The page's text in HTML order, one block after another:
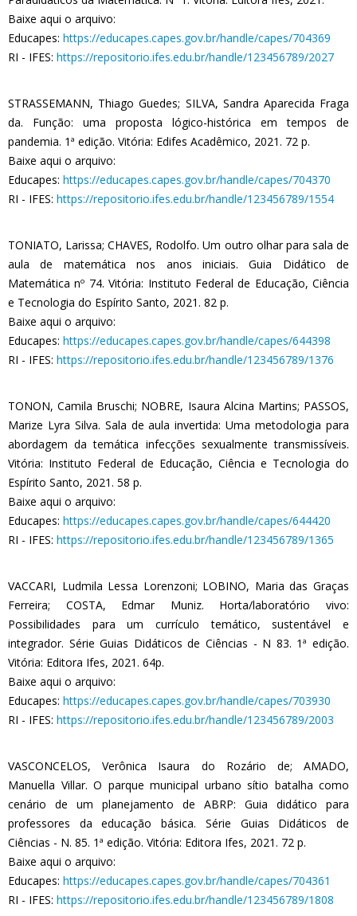
Baixe aqui o arquivo:
Educapes: https://educapes.capes.gov.br/handle/capes/704369
RI - IFES: https://repositorio.ifes.edu.br/handle/123456789/2027
STRASSEMANN, Thiago Guedes; SILVA, Sandra Aparecida Fraga
da. Função: uma proposta lógico-histórica em tempos de
pandemia. 1ª edição. Vitória: Edifes Acadêmico, 2021. 72 p.
Baixe aqui o arquivo:
Educapes: https://educapes.capes.gov.br/handle/capes/704370
RI - IFES: https://repositorio.ifes.edu.br/handle/123456789/1554
TONIATO, Larissa; CHAVES, Rodolfo. Um outro olhar para sala de
aula de matemática nos anos iniciais. Guia Didático de
Matemática nº 74. Vitória: Instituto Federal de Educação, Ciência
e Tecnologia do Espírito Santo, 2021. 82 p.
Baixe aqui o arquivo:
Educapes: https://educapes.capes.gov.br/handle/capes/644398
RI - IFES: https://repositorio.ifes.edu.br/handle/123456789/1376
TONON, Camila Bruschi; NOBRE, Isaura Alcina Martins; PASSOS,
Marize Lyra Silva. Sala de aula invertida: Uma metodologia para
abordagem da temática infecções sexualmente transmissíveis.
Vitória: Instituto Federal de Educação, Ciência e Tecnologia do
Espírito Santo, 2021. 58 p.
Baixe aqui o arquivo:
Educapes: https://educapes.capes.gov.br/handle/capes/644420
RI - IFES: https://repositorio.ifes.edu.br/handle/123456789/1365
VACCARI, Ludmila Lessa Lorenzoni; LOBINO, Maria das Graças
Ferreira; COSTA, Edmar Muniz. Horta/laboratório vivo:
Possibilidades para um currículo temático, sustentável e
integrador. Série Guias Didáticos de Ciências - N 83. 1ª edição.
Vitória: Editora Ifes, 2021. 64p.
Baixe aqui o arquivo:
Educapes: https://educapes.capes.gov.br/handle/capes/703930
RI - IFES: https://repositorio.ifes.edu.br/handle/123456789/2003
VASCONCELOS, Verônica Isaura do Rozário de; AMADO,
Manuella Villar. O parque municipal urbano sítio batalha como
cenário de um planejamento de ABRP: Guia didático para
professores da educação básica. Série Guias Didáticos de
Ciências - N. 85. 1ª edição. Vitória: Editora Ifes, 2021. 72 p.
Baixe aqui o arquivo:
Educapes: https://educapes.capes.gov.br/handle/capes/704361
RI - IFES: https://repositorio.ifes.edu.br/handle/123456789/1808